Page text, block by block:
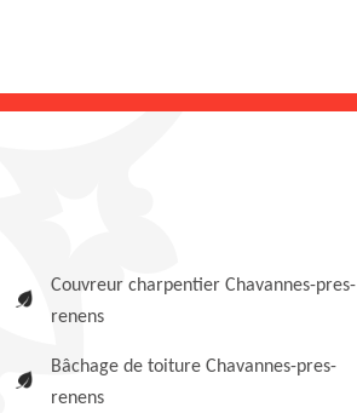
Couvreur charpentier Chavannes-pres-
renens
Bâchage de toiture Chavannes-pres-
renens